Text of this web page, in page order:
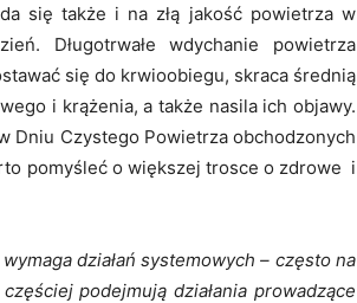
się także i na złą jakość powietrza w
Długotrwałe wdychanie powietrza
się do krwioobiegu, skraca średnią
i krążenia, a także nasila ich objawy.
Dniu Czystego Powietrza obchodzonych
pomyśleć o większej trosce o zdrowe i
działań systemowych – często na
podejmują działania prowadzące